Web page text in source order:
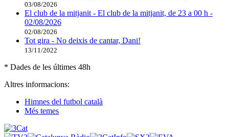
03/08/2026
El club de la mitjanit - El club de la mitjanit, de 23 a 00 h -
02/08/2026
02/08/2026
Tot gira - No deixis de cantar, Dani!
13/11/2022
* Dades de les últimes 48h
Altres informacions:
Himnes del futbol català
Més temes